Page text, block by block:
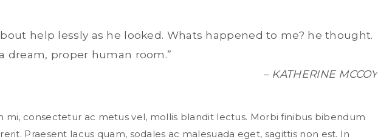
help lessly as he looked. Whats happened to me? he thought.
dream, proper human room.”
– KATHERINE MCCOY
mi, consectetur ac metus vel, mollis blandit lectus. Morbi finibus bibendum
Praesent lacus quam, sodales ac malesuada eget, sagittis non est. In